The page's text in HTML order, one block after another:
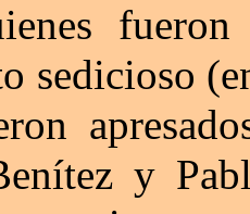
sedicioso
y